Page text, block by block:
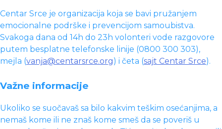
Centar Srce je organizacija koja se bavi pružanjem
emocionalne podrške i prevencijom samoubistva.
Svakoga dana od 14h do 23h volonteri vode razgovore
putem besplatne telefonske linije (0800 300 303),
mejla (vanja@centarsrce.org) i četa (sajt Centar Srce).
Važne informacije
Ukoliko se suočavaš sa bilo kakvim teškim osećanjima, a
nemaš kome ili ne znaš kome smeš da se poveriš u